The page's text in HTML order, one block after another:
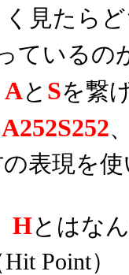
見たら
ているの
Aと Sを繋
A252S252
表現を
Hとはな
Point）